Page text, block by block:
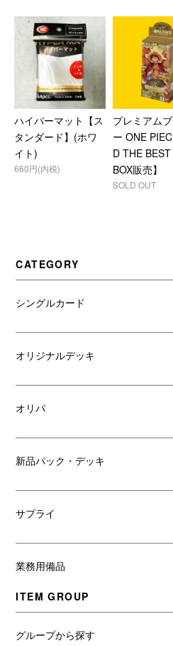
ハイパーマット【ス
タンダード】(ホワ
イト)
660円(内税)
プレミアム
ー ONE
D THE
BOX販売】
SOLD OUT
CATEGORY
シングルカード
オリジナルデッキ
オリパ
新品パック・デッキ
サプライ
業務用備品
ITEM GROUP
グループから探す